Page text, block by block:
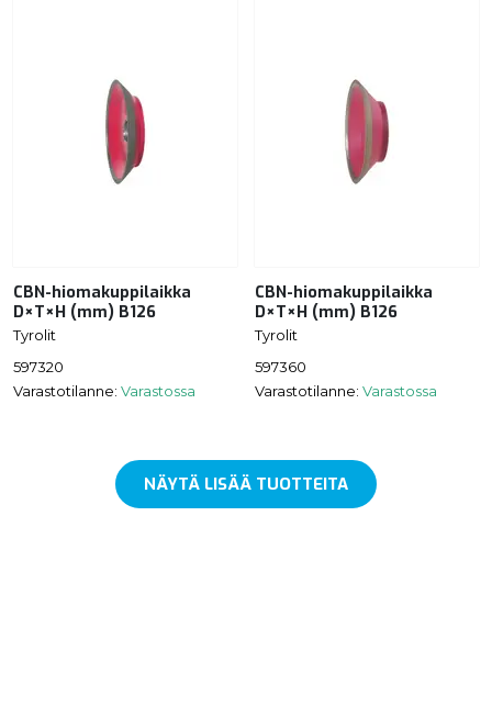
CBN-hiomakuppilaikka
D×T×H (mm) B126
Tyrolit
597320
Varastotilanne: Varastossa
CBN-hiomakuppilaikka
D×T×H (mm) B126
Tyrolit
597360
Varastotilanne: Varastossa
NÄYTÄ LISÄÄ TUOTTEITA